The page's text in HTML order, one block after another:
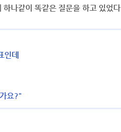
나같이 똑같은 질문을 하고 있었다.
데
요?"